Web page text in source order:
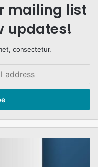
mailing list
updates!
consectetur.